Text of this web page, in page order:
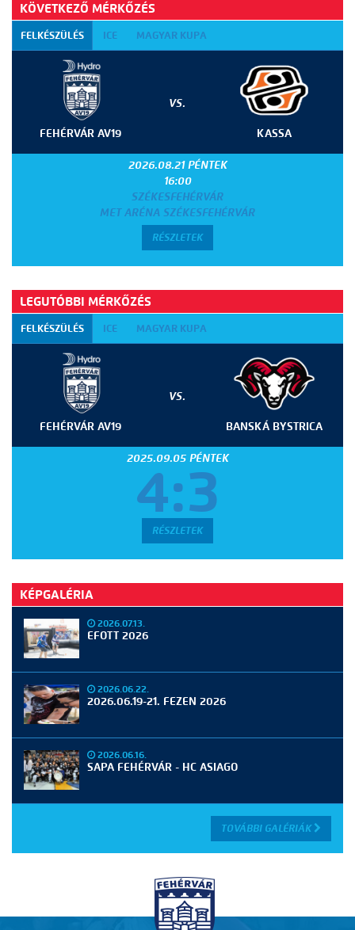
KÖVETKEZŐ MÉRKŐZÉS
FELKÉSZÜLÉS ICE MAGYAR KUPA
FEHÉRVÁR AV19
VS.
KASSA
2026.08.21 PÉNTEK
16:00
SZÉKESFEHÉRVÁR
MET ARÉNA SZÉKESFEHÉRVÁR
RÉSZLETEK
LEGUTÓBBI MÉRKŐZÉS
FELKÉSZÜLÉS ICE MAGYAR KUPA
FEHÉRVÁR AV19
VS.
BANSKÁ BYSTRICA
2025.09.05 PÉNTEK
4:3
RÉSZLETEK
KÉPGALÉRIA
2026.07.13.
EFOTT 2026
2026.06.22.
2026.06.19-21. FEZEN 2026
2026.06.16.
SAPA FEHÉRVÁR - HC ASIAGO
TOVÁBBI GALÉRIÁK